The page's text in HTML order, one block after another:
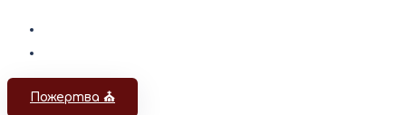
Пожертва ⛪️